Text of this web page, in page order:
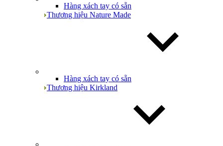
Hàng xách tay có sẵn
Thương hiệu Nature Made
Hàng xách tay có sẵn
Thương hiệu Kirkland